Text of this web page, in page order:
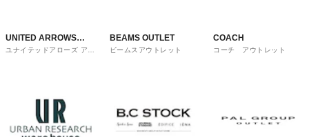
UNITED ARROWS
OUTLET
ユナイテッドアローズ アウ
BEAMS OUTLET
ビームスアウトレット
COACH
コーチ アウトレット